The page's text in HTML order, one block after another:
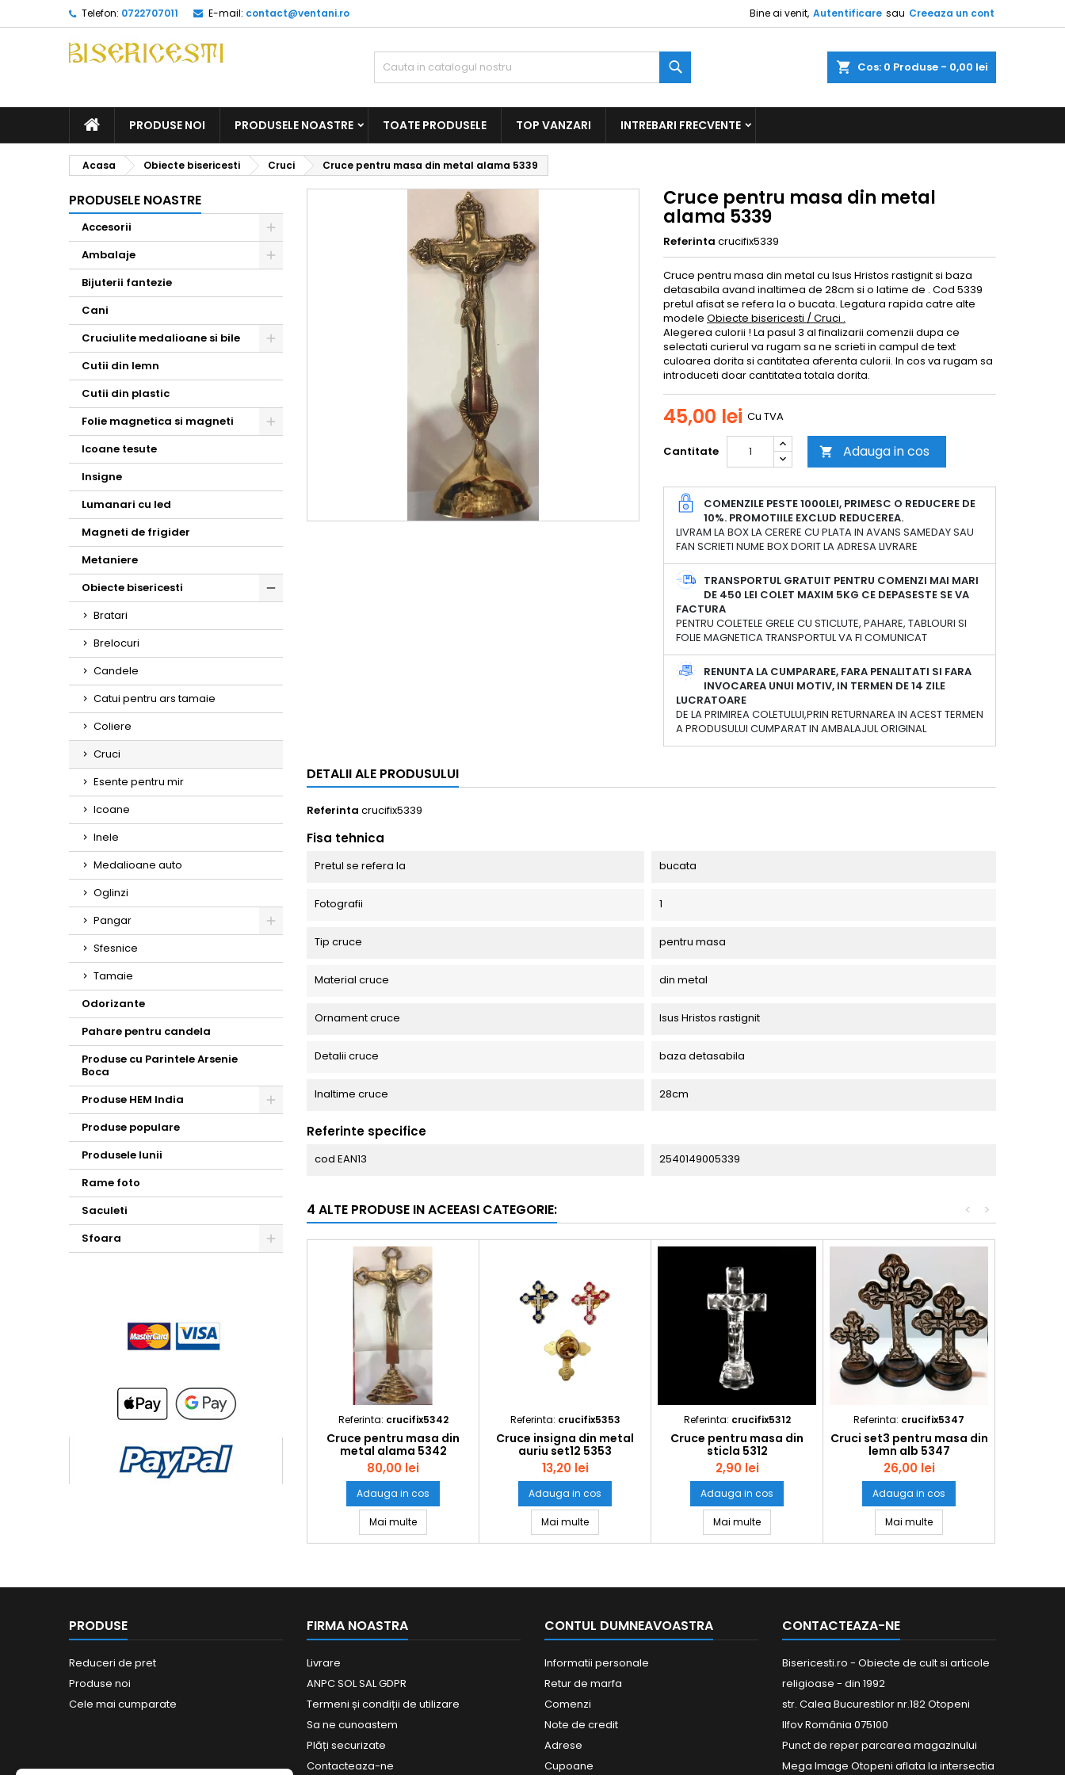
Telefon: 0722707011 E-mail: contact@ventani.ro Bine ai venit, Autentificare sau Creeaza un cont
Cos 0 Produse - 0,00 lei
ACASAPRODUSE NOI PRODUSELE NOASTRE TOATE PRODUSELE TOP VANZARI INTREBARI FRECVENTE
Acasa Obiecte bisericesti Cruci Cruce pentru masa din metal alama 5339
PRODUSELE NOASTRE
Accesorii
Ambalaje
Bijuterii fantezie
Cani
Cruciulite medalioane si bile
Cutii din lemn
Cutii din plastic
Folie magnetica si magneti
Icoane tesute
Insigne
Lumanari cu led
Magneti de frigider
Metaniere
Obiecte bisericesti
Bratari
Brelocuri
Candele
Catui pentru ars tamaie
Coliere
Cruci
Esente pentru mir
Icoane
Inele
Medalioane auto
Oglinzi
Pangar
Toggle
Sfesnice
Tamaie
Odorizante
Pahare pentru candela
Produse cu Parintele Arsenie
Boca
Produse HEM India
Produse populare
Produsele lunii
Rame foto
Saculeti
Sfoara
Cruce pentru masa din metal
alama 5339
Referinta crucifix5339
Cruce pentru masa din metal cu Isus Hristos rastignit si baza
detasabila avand inaltimea de 28cm si o latime de . Cod 5339
pretul afisat se refera la o bucata. Legatura rapida catre alte
modele Obiecte bisericesti / Cruci .
Alegerea culorii ! La pasul 3 al finalizarii comenzii dupa ce
selectati curierul va rugam sa ne scrieti in campul de text
culoarea dorita si cantitatea aferenta culorii. In cos va rugam sa
introduceti doar cantitatea totala dorita.
45,00 lei Cu TVA
Cantitate  Adauga in cos
COMENZILE PESTE 1000LEI, PRIMESC O REDUCERE DE
10%. PROMOTIILE EXCLUD REDUCEREA.
LIVRAM LA BOX LA CERERE CU PLATA IN AVANS SAMEDAY SAU
FAN SCRIETI NUME BOX DORIT LA ADRESA LIVRARE
TRANSPORTUL GRATUIT PENTRU COMENZI MAI MARI
DE 450 LEI COLET MAXIM 5KG CE DEPASESTE SE VA
FACTURA
PENTRU COLETELE GRELE CU STICLUTE, PAHARE, TABLOURI SI
FOLIE MAGNETICA TRANSPORTUL VA FI COMUNICAT
RENUNTA LA CUMPARARE, FARA PENALITATI SI FARA
INVOCAREA UNUI MOTIV, IN TERMEN DE 14 ZILE
LUCRATOARE
DE LA PRIMIREA COLETULUI,PRIN RETURNAREA IN ACEST TERMEN
A PRODUSULUI CUMPARAT IN AMBALAJUL ORIGINAL
DETALII ALE PRODUSULUI
Referinta crucifix5339
Fisa tehnica
Pretul se refera la bucata
Fotografii 1
Tip cruce pentru masa
Material cruce din metal
Ornament cruce Isus Hristos rastignit
Detalii cruce baza detasabila
Inaltime cruce 28cm
Referinte specifice
cod EAN13 2540149005339
4 ALTE PRODUSE IN ACEEASI CATEGORIE: >
<
Referinta: crucifix5342
Cruce pentru masa din
metal alama 5342
80,00 lei
Adauga in cos
Mai multeCruce pentru masa din metal alama 5342
Referinta: crucifix5353
Cruce insigna din metal
auriu set12 5353
13,20 lei
Adauga in cos
Mai multeCruce insigna din metal auriu set12 5353
Referinta: crucifix5312
Cruce pentru masa din
sticla 5312
2,90 lei
Adauga in cos
Mai multeCruce pentru masa din sticla 5312
Referinta: crucifix5347
Cruci set3 pentru masa din
lemn alb 5347
26,00 lei
Adauga in cos
Mai multeCruci set3 pentru masa
PRODUSE
Reduceri de pret
Produse noi
Cele mai cumparate
FIRMA NOASTRA
Livrare
ANPC SOL SAL GDPR
Termeni și condiții de utilizare
Sa ne cunoastem
Plăți securizate
Contacteaza-ne
CONTUL DUMNEAVOASTRA
Informatii personale
Retur de marfa
Comenzi
Note de credit
Adrese
Cupoane
CONTACTEAZA-NE
Bisericesti.ro - Obiecte de cult si articole
religioase - din 1992
str. Calea Bucurestilor nr.182 Otopeni
Ilfov România 075100
Punct de reper parcarea magazinului
Mega Image Otopeni aflata la intersectia